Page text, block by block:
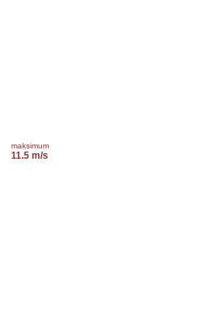
maksimum
11.5 m/s